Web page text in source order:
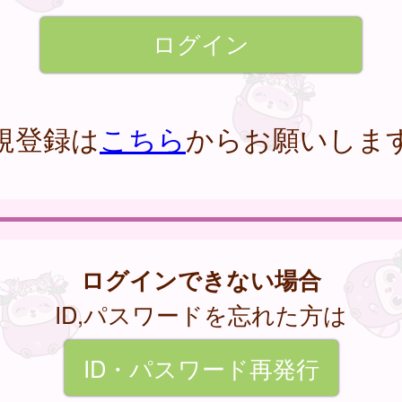
登録はこちらからお願いしま
ログインできない場合
ID,パスワードを忘れた方は
ID・パスワード再発行